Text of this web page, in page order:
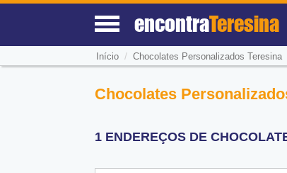
encontraTeresina
Início / Chocolates Personalizados Teresina
Chocolates
1 ENDEREÇOS DE